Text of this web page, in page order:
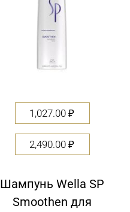
1,027.00 ₽
2,490.00 ₽
Шампунь Wella SP
Smoothen для